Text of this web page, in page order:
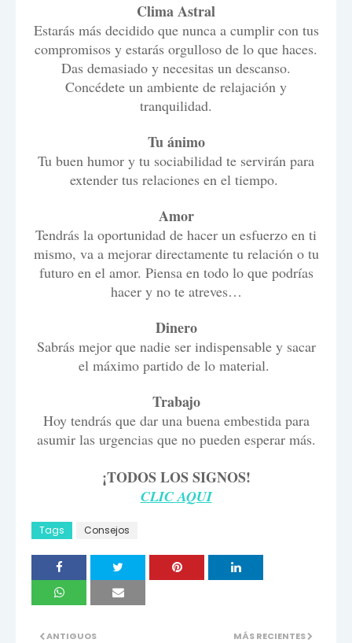
Clima Astral
Estarás más decidido que nunca a cumplir con tus
compromisos y estarás orgulloso de lo que haces.
Das demasiado y necesitas un descanso.
Concédete un ambiente de relajación y
tranquilidad.
Tu ánimo
Tu buen humor y tu sociabilidad te servirán para
extender tus relaciones en el tiempo.
Amor
Tendrás la oportunidad de hacer un esfuerzo en ti
mismo, va a mejorar directamente tu relación o tu
futuro en el amor. Piensa en todo lo que podrías
hacer y no te atreves…
Dinero
Sabrás mejor que nadie ser indispensable y sacar
el máximo partido de lo material.
Trabajo
Hoy tendrás que dar una buena embestida para
asumir las urgencias que no pueden esperar más.
¡TODOS LOS SIGNOS!
CLIC AQUI
Tags Consejos
MÁS RECIENTES
ANTIGUOS